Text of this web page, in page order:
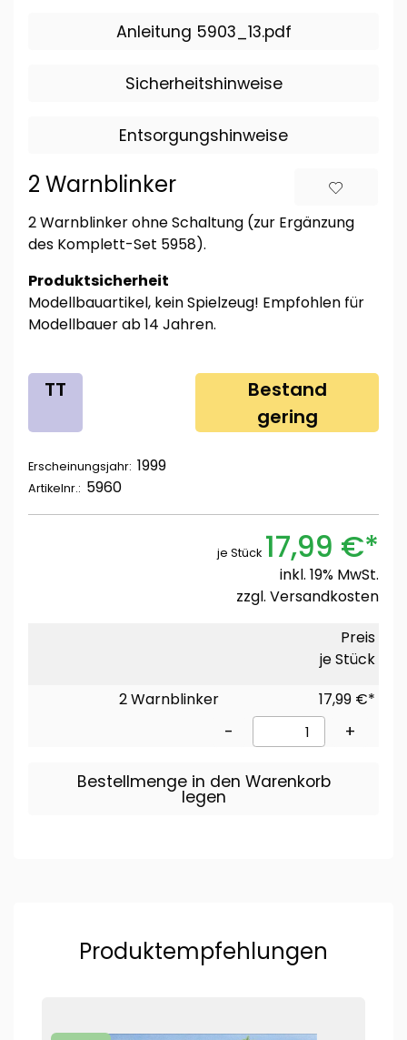
Anleitung 5903_13.pdf
Sicherheitshinweise
Entsorgungshinweise
2 Warnblinker
2 Warnblinker ohne Schaltung (zur Ergänzung
des Komplett-Set 5958).
Produktsicherheit
Modellbauartikel, kein Spielzeug! Empfohlen für
Modellbauer ab 14 Jahren.
TT
Bestand
gering
Erscheinungsjahr: 1999
Artikelnr.: 5960
je Stück 17,99 €*
inkl. 19% MwSt.
zzgl. Versandkosten
Preis
je Stück
2 Warnblinker
17,99 €*
- +
Bestellmenge in den Warenkorb
legen
Produktempfehlungen